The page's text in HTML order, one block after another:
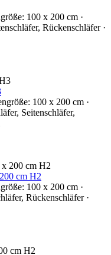
100 x 200 cm ·
Rückenschläfer ·
100 x 200 cm ·
Seitenschläfer,
cm H2
100 x 200 cm ·
Rückenschläfer ·